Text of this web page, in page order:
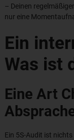
– Deinen
nur eine
Ein
Was ist
Eine Art
Ein 5S-Audit ist